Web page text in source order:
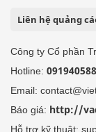
Liên hệ quảng
Công ty Cổ phần
Hotline:
Email:
Báo giá: http://
Hỗ trợ kỹ thuật: